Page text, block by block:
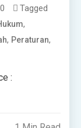
0 Tagged
,
, Peraturan,
: